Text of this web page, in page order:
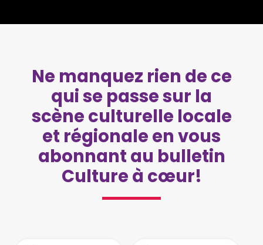
Ne manquez rien de ce
qui se passe sur la
scène culturelle locale
et régionale en vous
abonnant au bulletin
Culture à cœur!